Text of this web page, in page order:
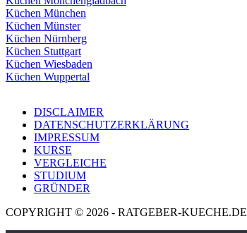
Küchen München
Küchen Münster
Küchen Nürnberg
Küchen Stuttgart
Küchen Wiesbaden
Küchen Wuppertal
DISCLAIMER
DATENSCHUTZERKLÄRUNG
IMPRESSUM
KURSE
VERGLEICHE
STUDIUM
GRÜNDER
COPYRIGHT © 2026 - RATGEBER-KUECHE.DE